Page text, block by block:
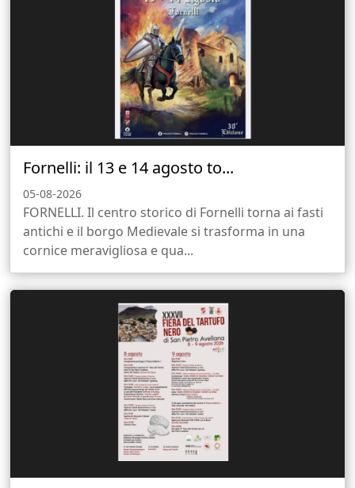
Fornelli: il 13 e 14 agosto to...
05-08-2026
FORNELLI. Il centro storico di Fornelli torna ai fasti
antichi e il borgo Medievale si trasforma in una
cornice meravigliosa e qua...